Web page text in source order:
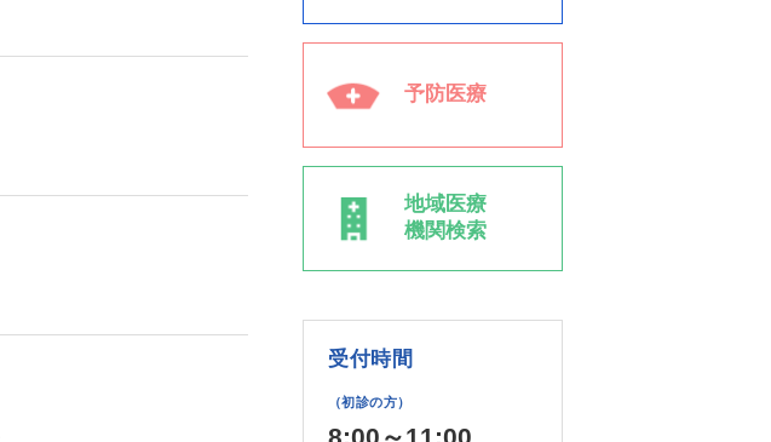
予防医療
地域医療
機関検索
受付時間
（初診の方）
8:00～11:00